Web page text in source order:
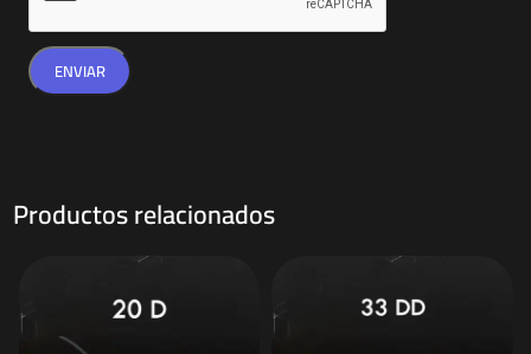
Productos relacionados